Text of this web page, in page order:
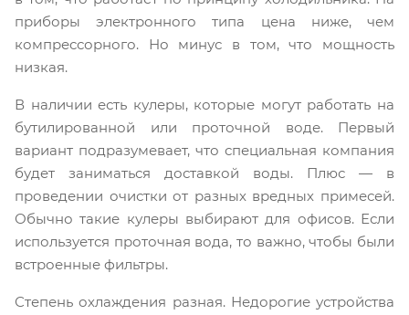
приборы электронного типа цена ниже, чем
компрессорного. Но минус в том, что мощность
низкая.
В наличии есть кулеры, которые могут работать на
бутилированной или проточной воде. Первый
вариант подразумевает, что специальная компания
будет заниматься доставкой воды. Плюс — в
проведении очистки от разных вредных примесей.
Обычно такие кулеры выбирают для офисов. Если
используется проточная вода, то важно, чтобы были
встроенные фильтры.
Степень охлаждения разная. Недорогие устройства